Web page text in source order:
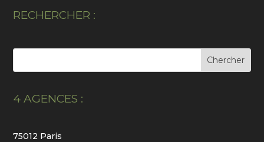
RECHERCHER :
4 AGENCES :
75012 Paris